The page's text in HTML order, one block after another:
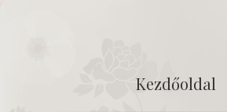
Kezdőoldal